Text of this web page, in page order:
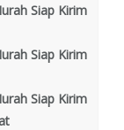
Siap Kirim
Siap Kirim
Siap Kirim